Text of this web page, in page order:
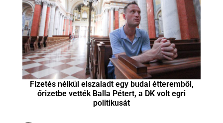
Fizetés nélkül elszaladt egy budai étteremből,
őrizetbe vették Balla Pétert, a DK volt egri
politikusát